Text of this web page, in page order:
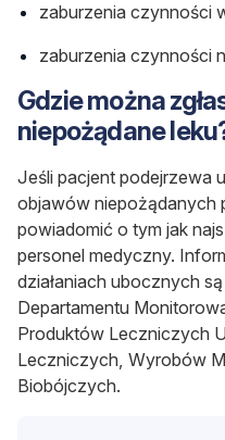
zaburzenia czynności
zaburzenia czynności
Gdzie można
niepożądane
Jeśli pacjent podejrzewa
objawów niepożądanych
powiadomić o tym jak
personel medyczny.
działaniach ubocznych
Departamentu
Produktów Leczniczych
Leczniczych, Wyrobów
Biobójczych.